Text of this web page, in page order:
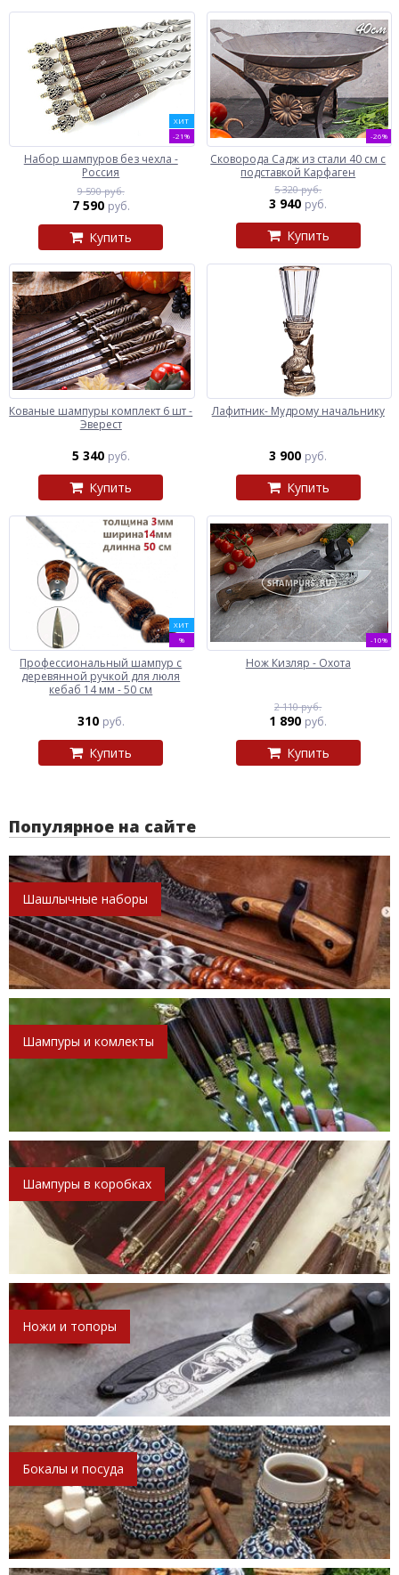
ХИТ
-21%
Набор шампуров без чехла -
Россия
9 590 руб.
7 590 руб.
Купить
-26%
Сковорода Садж из стали 40 см с
подставкой Карфаген
5 320 руб.
3 940 руб.
Купить
Кованые шампуры комплект 6 шт -
Эверест
5 340 руб.
Купить
Лафитник- Мудрому начальнику
3 900 руб.
Купить
ХИТ
%
Профессиональный шампур с
деревянной ручкой для люля
кебаб 14 мм - 50 см
310 руб.
Купить
-10%
Нож Кизляр - Охота
2 110 руб.
1 890 руб.
Купить
Популярное на сайте
Шашлычные наборы
Шампуры и комлекты
Шампуры в коробках
Ножи и топоры
Бокалы и посуда